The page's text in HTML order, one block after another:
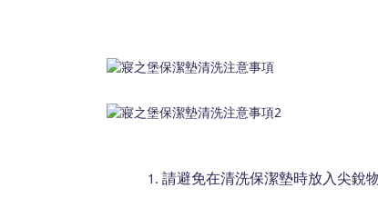
請避免在清洗保潔墊時放入尖銳